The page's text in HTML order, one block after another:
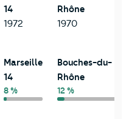
14
1972
Rhône
1970
Marseille
14
8 %
Bouches-du-
Rhône
12 %